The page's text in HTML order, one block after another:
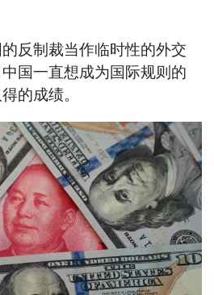
反制裁当作临时性的外交
国一直想成为国际规则的
的成绩。